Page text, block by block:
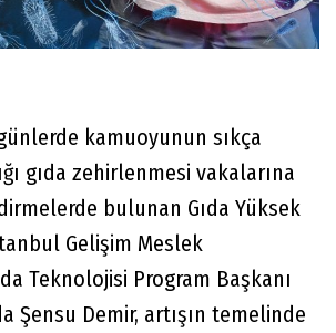
kamuoyunun sıkça
gıda zehirlenmesi vakalarına
bulunan Gıda Yüksek
Gelişim Meslek
Teknolojisi Program Başkanı
Şensu Demir, artışın temelinde